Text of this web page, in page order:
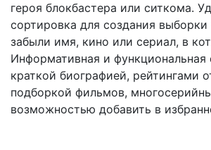
героя блокбастера или ситкома.
сортировка для создания
забыли имя, кино или сериал, в
Информативная и функциональная
краткой биографией, рейтингами
подборкой фильмов,
возможностью добавить в